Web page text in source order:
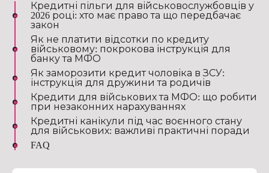
Кредитні пільги для військовослужбовців у
2026 році: хто має право та що передбачає
закон
Як не платити відсотки по кредиту
військовому: покрокова інструкція для
банку та МФО
Як заморозити кредит чоловіка в ЗСУ:
інструкція для дружини та родичів
Кредити для військових та МФО: що робити
при незаконних нарахуваннях
Кредитні канікули під час воєнного стану
для військових: важливі практичні поради
FAQ